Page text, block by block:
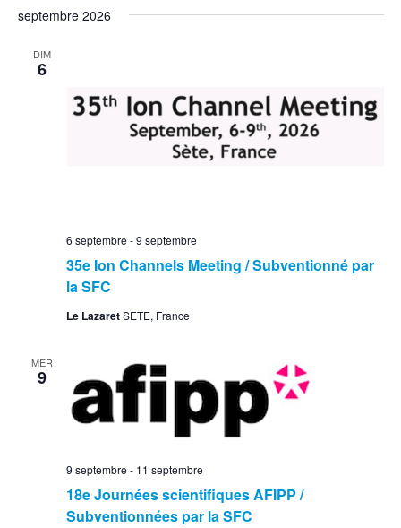
septembre 2026
DIM
6
35e Ion Channels Meeting / Subventionné par
la SFC
6 septembre -9 septembre
Le LazaretSETE, France
MER
9
18e Journées scientifiques AFIPP /
Subventionnées par la SFC
9 septembre - 11 septembre